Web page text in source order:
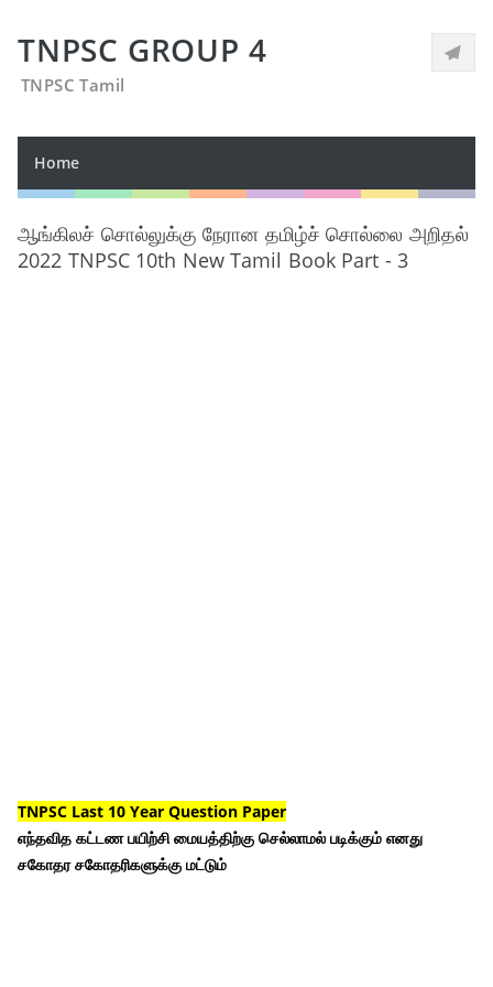
TNPSC GROUP 4
TNPSC Tamil
Home
ஆங்கிலச் சொல்லுக்கு நேரான தமிழ்ச் சொல்லை அறிதல்
2022 TNPSC 10th New Tamil Book Part - 3
TNPSC Last 10 Year Question Paper
எந்தவித கட்டண பயிற்சி மையத்திற்கு செல்லாமல் படிக்கும் எனது
சகோதர சகோதரிகளுக்கு மட்டும்